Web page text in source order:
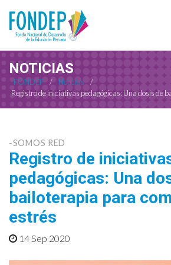
NOTICIAS
FONDEP / Noticias
/
Registro de iniciativas pedagógicas: Una dosis de
-SOMOS RED
Registro de
pedagógicas: Una
bailoterapia para
estrés
14 Sep 2020